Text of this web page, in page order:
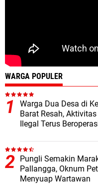
WARGA POPULER
Warga Dua Desa di
Barat Resah,
Ilegal Terus
Pungli Semakin
Pallangga, Oknum
Menyuap Wartawan